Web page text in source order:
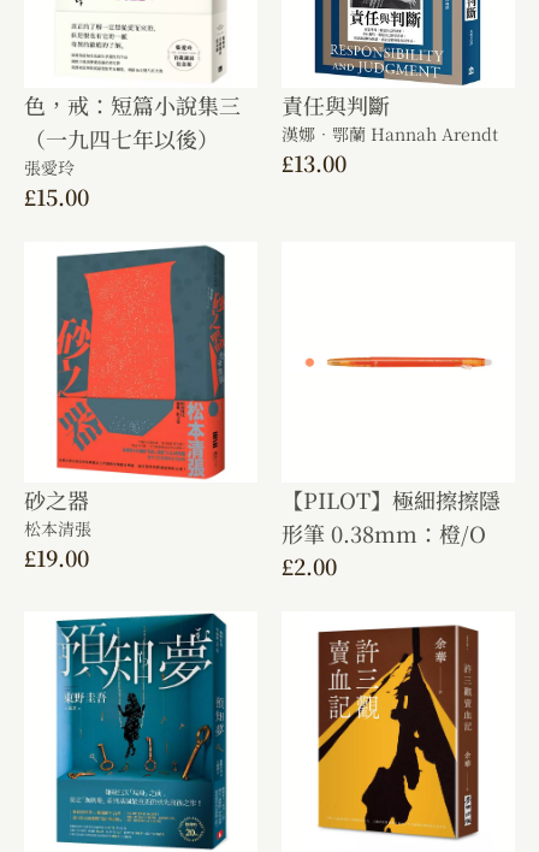
色，戒：短篇小說集三
（一九四七年以後）
張愛玲
£15.00
責任與判斷
漢娜．鄂蘭 Hannah Arendt
£13.00
砂之器
松本清張
£19.00
【PILOT】極細擦擦隱
形筆 0.38mm：橙/O
£2.00